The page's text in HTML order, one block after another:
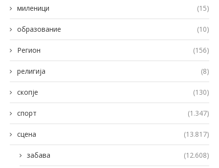
миленици (15)
образование (10)
Регион (156)
религија (8)
скопје (130)
спорт (1.347)
сцена (13.817)
забава (12.608)